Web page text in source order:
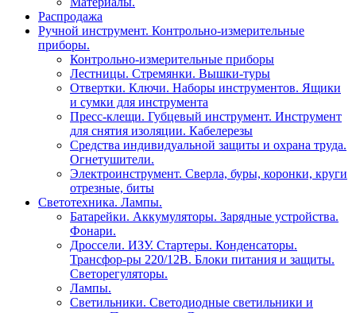
Распродажа
Ручной инструмент. Контрольно-измерительные
приборы.
Контрольно-измерительные приборы
Лестницы. Стремянки. Вышки-туры
Отвертки. Ключи. Наборы инструментов. Ящики
и сумки для инструмента
Пресс-клещи. Губцевый инструмент. Инструмент
для снятия изоляции. Кабелерезы
Средства индивидуальной защиты и охрана труда.
Огнетушители.
Электроинструмент. Сверла, буры, коронки, круги
отрезные, биты
Светотехника. Лампы.
Батарейки. Аккумуляторы. Зарядные устройства.
Фонари.
Дроссели. ИЗУ. Стартеры. Конденсаторы.
Трансфор-ры 220/12В. Блоки питания и защиты.
Светорегуляторы.
Лампы.
Светильники. Светодиодные светильники и